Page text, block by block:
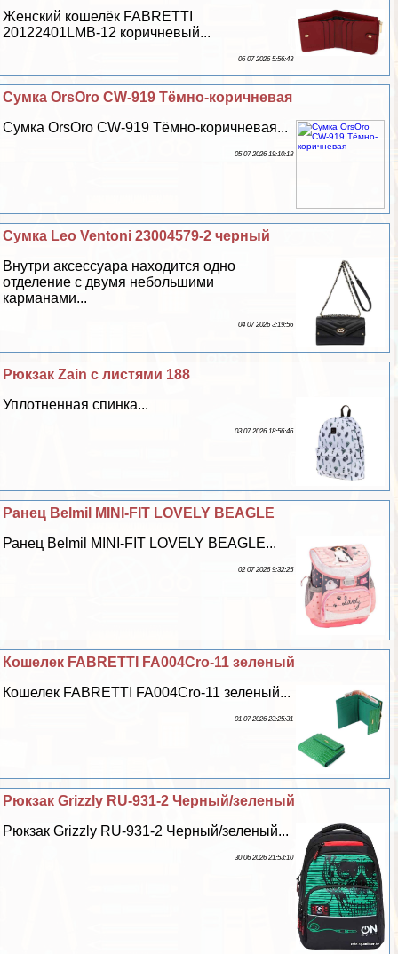
Женский кошелёк FABRETTI
20122401LMB-12 коричневый...
06 07 2026 5:56:43
Сумка OrsOro CW-919 Тёмно-коричневая
Сумка OrsOro CW-919 Тёмно-коричневая...
05 07 2026 19:10:18
Сумка Leo Ventoni 23004579-2 черный
Внутри аксессуара находится одно
отделение с двумя небольшими
карманами...
04 07 2026 3:19:56
Рюкзак Zain с листями 188
Уплотненная спинка...
03 07 2026 18:56:46
Ранец Belmil MINI-FIT LOVELY BEAGLE
Ранец Belmil MINI-FIT LOVELY BEAGLE...
02 07 2026 9:32:25
Кошелек FABRETTI FA004Cro-11 зеленый
Кошелек FABRETTI FA004Cro-11 зеленый...
01 07 2026 23:25:31
Рюкзак Grizzly RU-931-2 Черный/зеленый
Рюкзак Grizzly RU-931-2 Черный/зеленый...
30 06 2026 21:53:10